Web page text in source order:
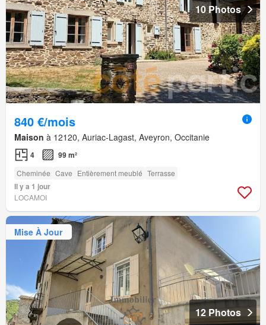
10 Photos
840 €/mois
Maison à 12120, Auriac-Lagast, Aveyron, Occitanie
4 99 m²
Cheminée Cave Entièrement meublé Terrasse
Il y a 1 jour
LOCAMOI
Mise À Jour
12 Photos